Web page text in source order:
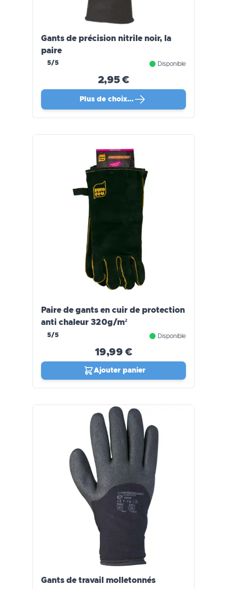
Gants de précision nitrile noir, la
paire
5/5 Disponible
2,95 €
Plus de choix…
Paire de gants en cuir de protection
anti chaleur 320g/m²
5/5 Disponible
19,99 €
Ajouter panier
Gants de travail molletonnés